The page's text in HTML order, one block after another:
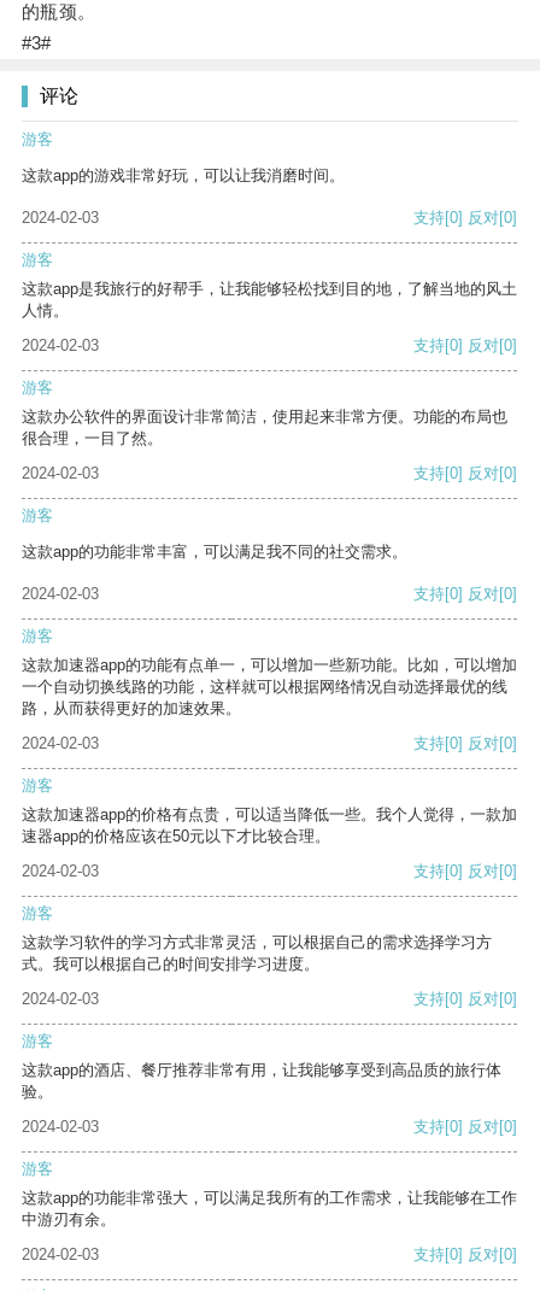
的瓶颈。
#3#
评论
游客
这款app的游戏非常好玩，可以让我消磨时间。
2024-02-03 支持[0] 反对[0]
游客
这款app是我旅行的好帮手，让我能够轻松找到目的地，了解当地的风土
人情。
2024-02-03
支持[0] 反对[0]
游客
这款办公软件的界面设计非常简洁，使用起来非常方便。功能的布局也
很合理，一目了然。
2024-02-03
支持[0] 反对[0]
游客
这款app的功能非常丰富，可以满足我不同的社交需求。
2024-02-03 支持[0] 反对[0]
游客
这款加速器app的功能有点单一，可以增加一些新功能。比如，可以增加
一个自动切换线路的功能，这样就可以根据网络情况自动选择最优的线
路，从而获得更好的加速效果。
2024-02-03
支持[0] 反对[0]
游客
这款加速器app的价格有点贵，可以适当降低一些。我个人觉得，一款加
速器app的价格应该在50元以下才比较合理。
2024-02-03
支持[0] 反对[0]
游客
这款学习软件的学习方式非常灵活，可以根据自己的需求选择学习方
式。我可以根据自己的时间安排学习进度。
2024-02-03
支持[0] 反对[0]
游客
这款app的酒店、餐厅推荐非常有用，让我能够享受到高品质的旅行体
验。
2024-02-03
支持[0] 反对[0]
游客
这款app的功能非常强大，可以满足我所有的工作需求，让我能够在工作
中游刃有余。
2024-02-03
支持[0] 反对[0]